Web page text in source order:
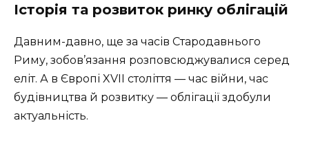
Історія та розвиток ринку облігацій
Давним-давно, ще за часів Стародавнього
Риму, зобов’язання розповсюджувалися серед
еліт. А в Європі XVII століття — час війни, час
будівництва й розвитку — облігації здобули
актуальність.